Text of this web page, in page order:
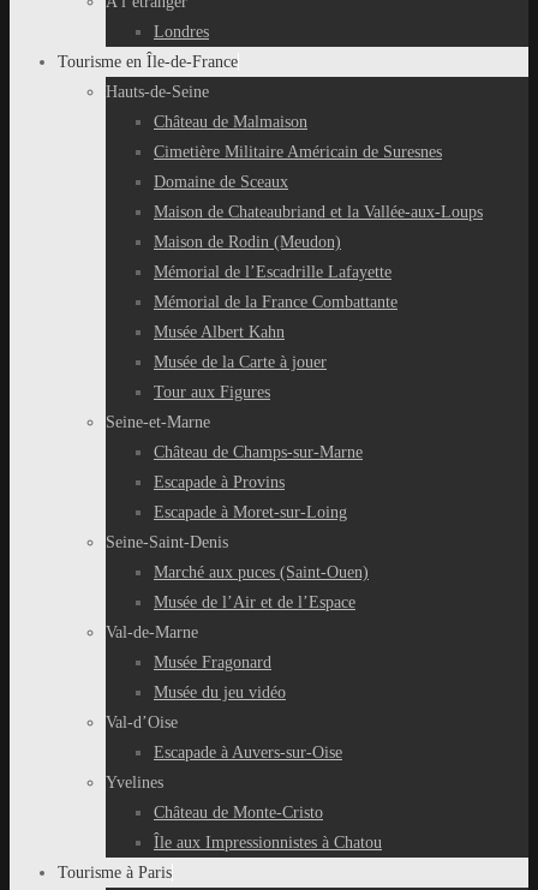
Londres
Tourisme en Île-de-France
Hauts-de-Seine
Château de Malmaison
Cimetière Militaire Américain de Suresnes
Domaine de Sceaux
Maison de Chateaubriand et la Vallée-aux-Loups
Maison de Rodin (Meudon)
Mémorial de l’Escadrille Lafayette
Mémorial de la France Combattante
Musée Albert Kahn
Musée de la Carte à jouer
Tour aux Figures
Seine-et-Marne
Château de Champs-sur-Marne
Escapade à Provins
Escapade à Moret-sur-Loing
Seine-Saint-Denis
Marché aux puces (Saint-Ouen)
Musée de l’Air et de l’Espace
Val-de-Marne
Musée Fragonard
Musée du jeu vidéo
Val-d’Oise
Escapade à Auvers-sur-Oise
Yvelines
Château de Monte-Cristo
Île aux Impressionnistes à Chatou
Tourisme à Paris